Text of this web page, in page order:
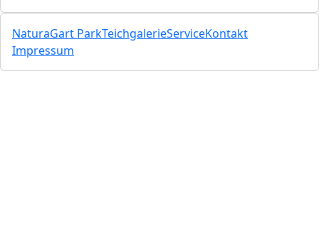
NaturaGart ParkTeichgalerieServiceKontakt
Impressum